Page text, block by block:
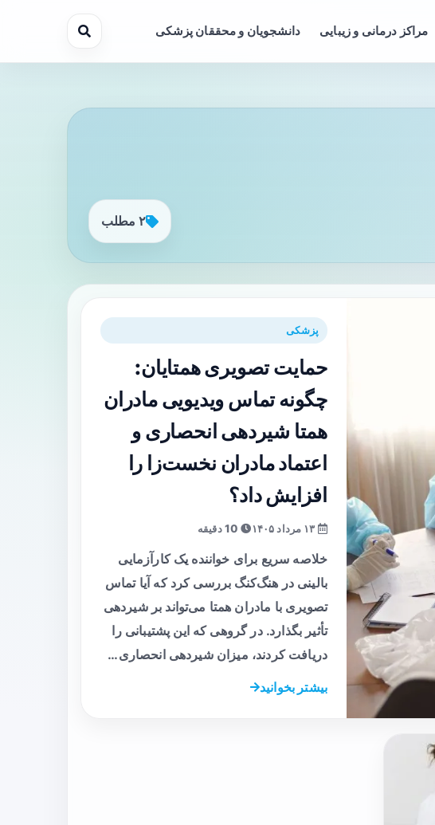
مراکز درمانی و زیبایی دانشجویان و محققان پزشکی
۲ مطلب
پزشکی
حمایت تصویری همتایان:
چگونه تماس ویدیویی مادران
همتا شیردهی انحصاری و
اعتماد مادران نخست‌زا را
افزایش داد؟
10 دقیقه
خلاصه سریع برای خواننده یک کارآزمایی
بالینی در هنگ‌کنگ بررسی کرد که آیا تماس
تصویری با مادران همتا می‌تواند بر شیردهی
تأثیر بگذارد. در گروهی که این پشتیبانی را
دریافت کردند، میزان شیردهی انحصاری…
بیشتر بخوانید